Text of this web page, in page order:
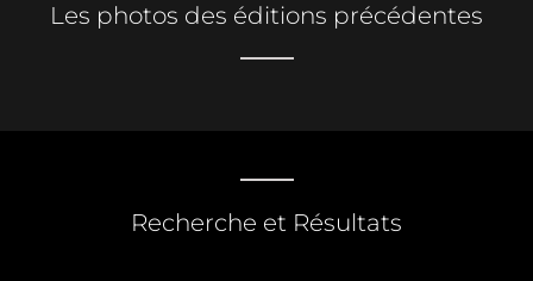
Les photos des éditions précédentes
Recherche et Résultats